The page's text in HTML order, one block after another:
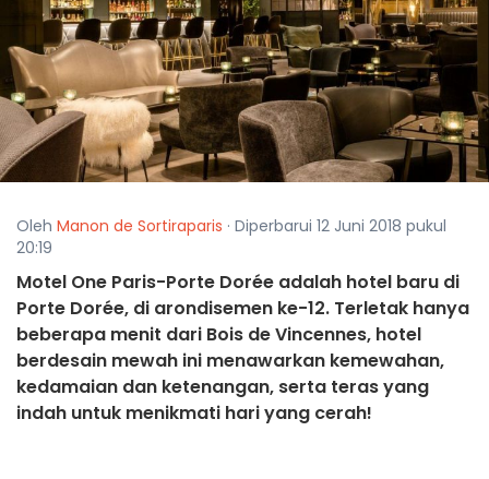
Oleh Manon de Sortiraparis · Diperbarui 12 Juni 2018 pukul
20:19
Motel One Paris-Porte Dorée adalah hotel baru di
Porte Dorée, di arondisemen ke-12. Terletak hanya
beberapa menit dari Bois de Vincennes, hotel
berdesain mewah ini menawarkan kemewahan,
kedamaian dan ketenangan, serta teras yang
indah untuk menikmati hari yang cerah!